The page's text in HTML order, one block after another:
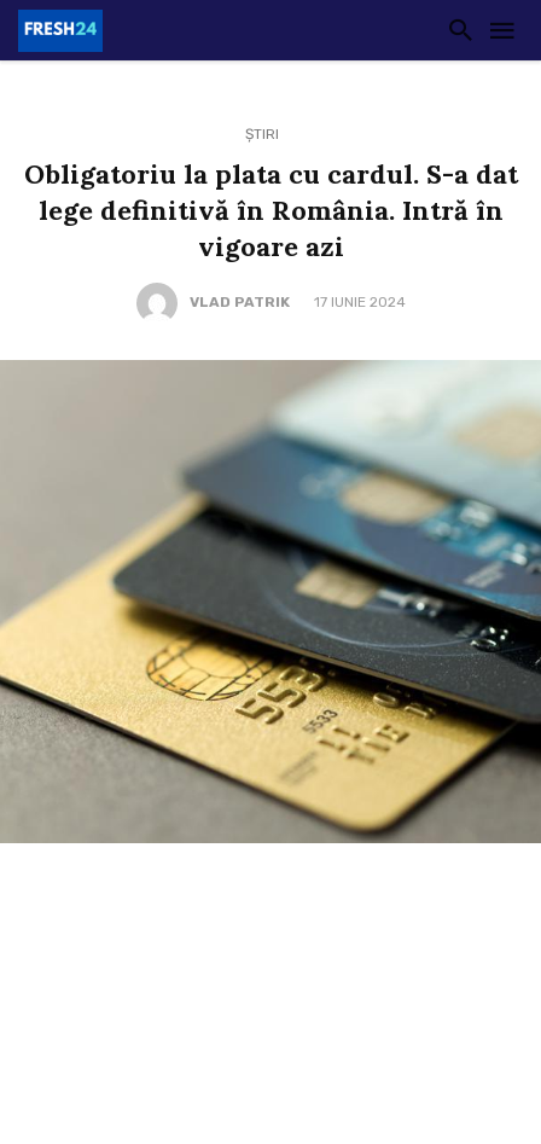
ȘTIRI
Obligatoriu la plata cu cardul. S-a dat
lege definitivă în România. Intră în
vigoare azi
VLAD PATRIK 17 IUNIE 2024